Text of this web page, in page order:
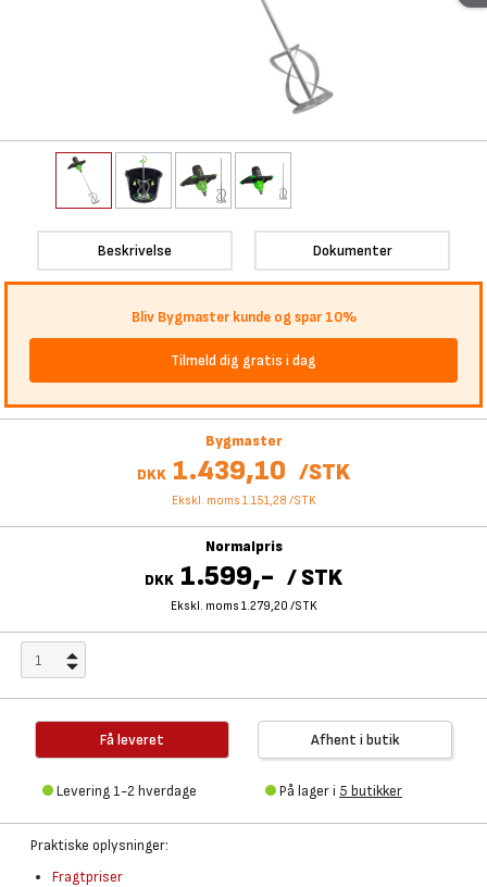
Beskrivelse Dokumenter
Bliv Bygmaster kunde og spar 10%
Tilmeld dig gratis i dag
Bygmaster
DKK 1.439,10 /STK
Ekskl. moms 1.151,28 /STK
Normalpris
DKK 1.599,- /STK
Ekskl. moms 1.279,20 /STK
Få leveret
Levering 1-2 hverdage
Afhent i butik
På lager i 5 butikker
Praktiske oplysninger:
Fragtpriser